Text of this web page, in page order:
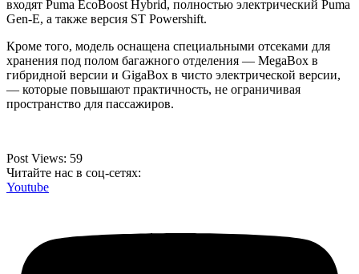
входят Puma EcoBoost Hybrid, полностью электрический Puma
Gen-E, а также версия ST Powershift.
Кроме того, модель оснащена специальными отсеками для
хранения под полом багажного отделения — MegaBox в
гибридной версии и GigaBox в чисто электрической версии,
— которые повышают практичность, не ограничивая
пространство для пассажиров.
Post Views: 59
Читайте нас в соц-сетях:
Youtube